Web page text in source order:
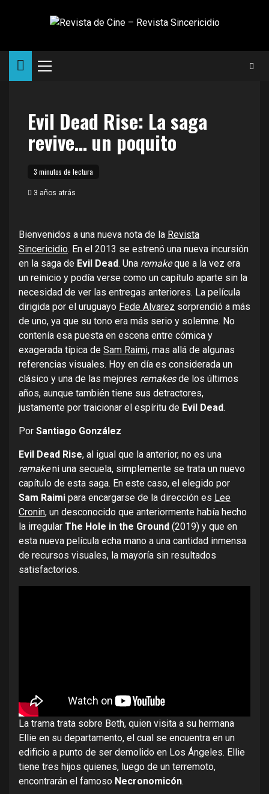
Menú
Evil Dead Rise: La saga
revive… un poquito
3 minutos de lectura
3 años atrás
Bienvenidos a una nueva nota de la Revista
Sincericidio. En el 2013 se estrenó una nueva incursión
en la saga de Evil Dead. Una remakeque a la vez era
un reinicio y podía verse como un capítulo aparte sin la
necesidad de ver las entregas anteriores. La película
dirigida por el uruguayo Fede Alvarez sorprendió a más
de uno, ya que su tono era más serio y solemne. No
contenía esa puesta en escena entre cómica y
exagerada típica de Sam Raimi, mas allá de algunas
referencias visuales. Hoy en día es considerada un
clásico y una de las mejores remakesde los últimos
años, aunque también tiene sus detractores,
justamente por traicionar el espíritu de Evil Dead.
Por Santiago González
Evil Dead Rise, al igual que la anterior, no es una
remakeni una secuela, simplemente se trata un nuevo
capítulo de esta saga. En este caso, el elegido por
Sam Raimi para encargarse de la dirección es Lee
Cronin, un desconocido que anteriormente había hecho
la irregular The Hole in the Ground (2019) y que en
esta nueva película echa mano a una cantidad inmensa
de recursos visuales, la mayoría sin resultados
satisfactorios.
La trama trata sobre Beth, quien visita a su hermana
Ellie en su departamento, el cual se encuentra en un
edificio a punto de ser demolido en Los Ángeles. Ellie
tiene tres hijos quienes, luego de un terremoto,
encontrarán el famoso Necronomicón.